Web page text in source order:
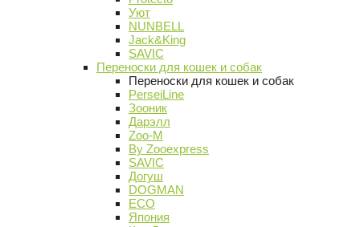
Уют
NUNBELL
Jack&King
SAVIC
Переноски для кошек и собак
Переноски для кошек и собак
PerseiLine
Зооник
Дарэлл
Zoo-M
By Zooexpress
SAVIC
Догуш
DOGMAN
ECO
Япония